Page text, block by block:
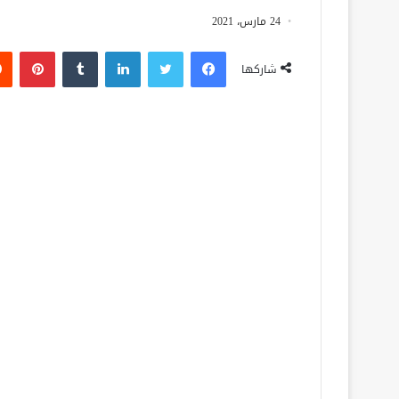
24 مارس، 2021
شاركها
فيسبوك لينكدإن بينتيريست